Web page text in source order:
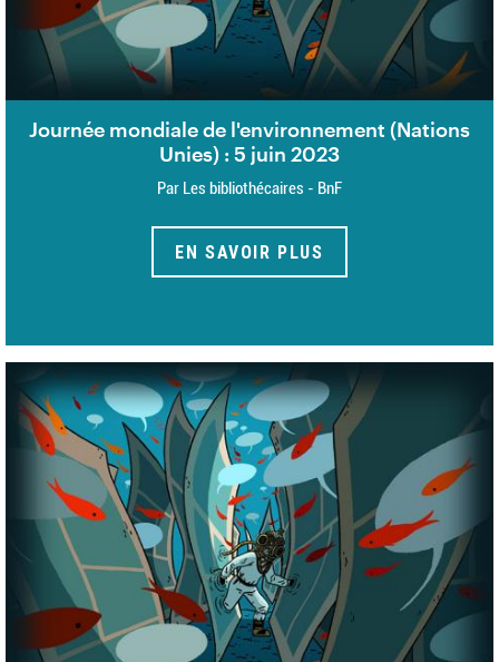
Journée mondiale de l'environnement (Nations
Unies) : 5 juin 2023
Par Les bibliothécaires - BnF
EN SAVOIR PLUS